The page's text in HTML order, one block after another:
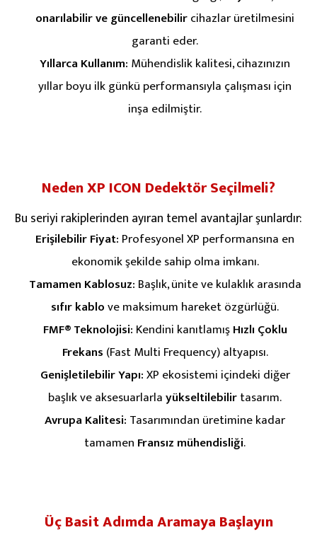
onarılabilir ve güncellenebilircihazlar üretilmesini
garanti eder.
Yıllarca Kullanım: Mühendislik kalitesi, cihazınızın
yıllar boyu ilk günkü performansıyla çalışması için
inşa edilmiştir.
Neden XP ICON Dedektör Seçilmeli?
Bu seriyi rakiplerinden ayıran temel avantajlar şunlardır:
Erişilebilir Fiyat: Profesyonel XP performansına en
ekonomik şekilde sahip olma imkanı.
Tamamen Kablosuz: Başlık, ünite ve kulaklık arasında
sıfır kablove maksimum hareket özgürlüğü.
FMF® Teknolojisi: Kendini kanıtlamışHızlı Çoklu
Frekans (Fast Multi Frequency) altyapısı.
Genişletilebilir Yapı:XP ekosistemi içindeki diğer
başlık ve aksesuarlarlayükseltilebilirtasarım.
Avrupa Kalitesi: Tasarımından üretimine kadar
tamamen Fransız mühendisliği.
Üç Basit Adımda Aramaya Başlayın